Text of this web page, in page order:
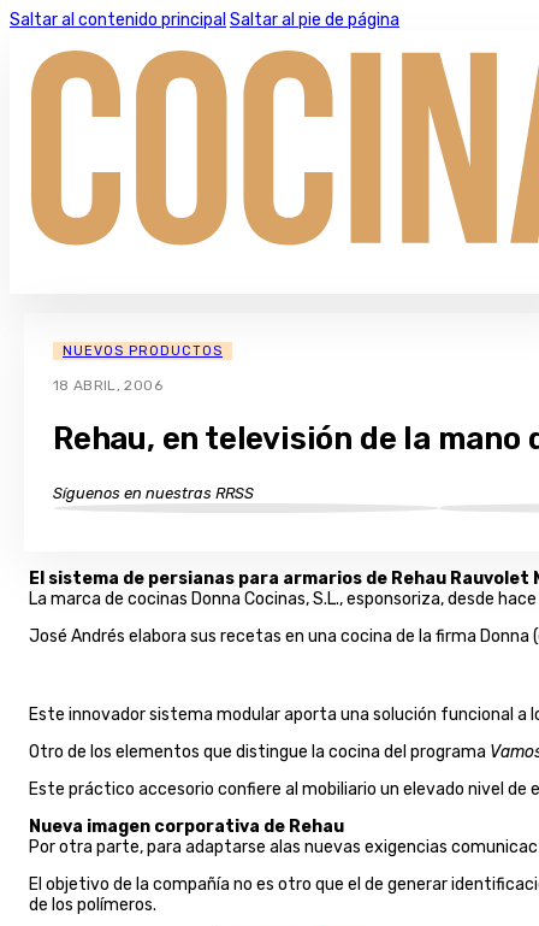
Saltar al contenido principal Saltar al pie de página
NUEVOS PRODUCTOS
18 ABRIL, 2006
Rehau, en televisión de la mano
Síguenos en nuestras RRSS
El sistema de persianas para armarios de Rehau
La marca de cocinas Donna Cocinas, S.L., esponsoriza, desde
José Andrés elabora sus recetas en una cocina de la firma
Este innovador sistema modular aporta una solución funcional a
Otro de los elementos que distingue la cocina del programa
Este práctico accesorio confiere al mobiliario un elevado nivel
Nueva imagen corporativa de Rehau
Por otra parte, para adaptarse alas nuevas exigencias
El objetivo de la compañía no es otro que el de generar
de los polímeros.